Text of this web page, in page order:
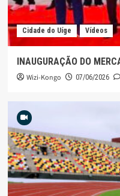
Cidade do Uíge Vídeos
INAUGURAÇÃO DO
Wizi-Kongo 07/06/2026